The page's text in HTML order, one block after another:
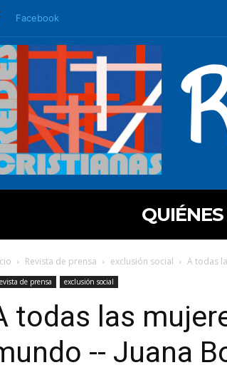
Facebook
Revista de prensa exclusión social A todas
de prensa exclusión social
todas las
-- Juana